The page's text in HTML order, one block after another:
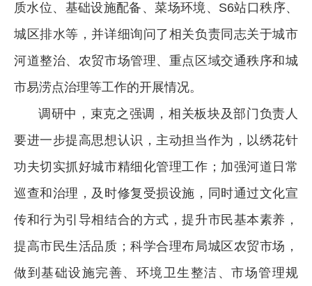
质水位、基础设施配备、菜场环境、S6站口秩序、
城区排水等，并详细询问了相关负责同志关于城市
河道整治、农贸市场管理、重点区域交通秩序和城
市易涝点治理等工作的开展情况。
调研中，束克之强调，相关板块及部门负责人
要进一步提高思想认识，主动担当作为，以绣花针
功夫切实抓好城市精细化管理工作；加强河道日常
巡查和治理，及时修复受损设施，同时通过文化宣
传和行为引导相结合的方式，提升市民基本素养，
提高市民生活品质；科学合理布局城区农贸市场，
做到基础设施完善、环境卫生整洁、市场管理规